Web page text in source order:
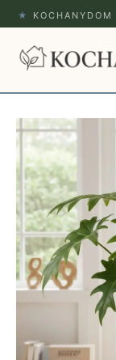
★